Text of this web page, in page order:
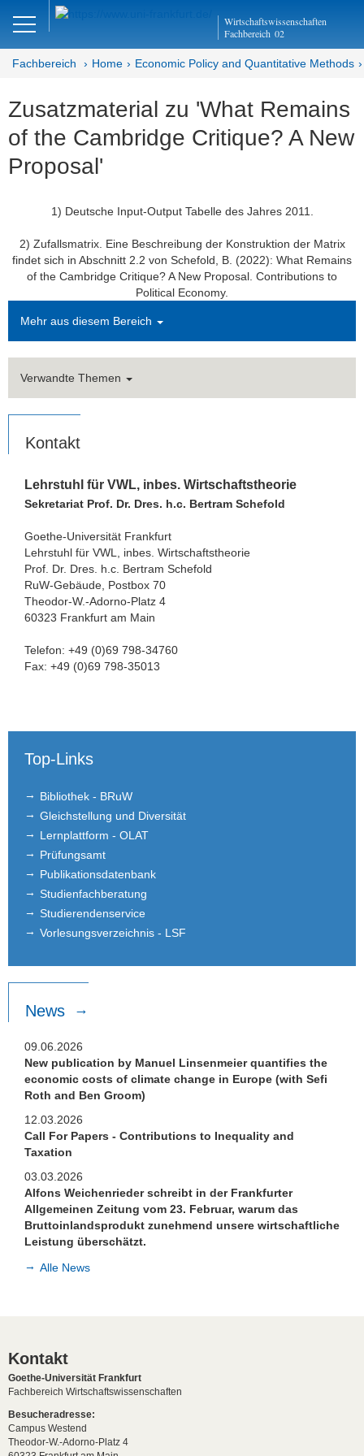
Wirtschaftswissenschaften
Fachbereich 02
DE Close
Economic Policy and
Quantitative Methods
Home
Aktuell
Prof. Dr. Dres. h.c. Bertram Schefold
Lehre
Tätigkeit in China und Japan
Bücher
Serien und Herausgebertätigkeit
Aufsätze in Zeitschriften
Aufsätze in Büchern
Rezensionen
Verschiedenes
Zusatzmaterial
Downloads
Links
Fotogalerie
Fachbereich Home Economic Policy and Quantitative Methods
Zusatzmaterial zu 'What Remains
of the Cambridge Critique? A New
Proposal'
1) Deutsche Input-Output Tabelle des Jahres 2011.
2) Zufallsmatrix. Eine Beschreibung der Konstruktion der Matrix
findet sich in Abschnitt 2.2 von Schefold, B. (2022): What Remains
of the Cambridge Critique? A New Proposal. Contributions to
Political Economy.
Mehr aus diesem Bereich
Verwandte Themen
Kontakt
Lehrstuhl für VWL, inbes. Wirtschaftstheorie
Sekretariat Prof. Dr. Dres. h.c. Bertram Schefold
Goethe-Universität Frankfurt
Lehrstuhl für VWL, inbes. Wirtschaftstheorie
Prof. Dr. Dres. h.c. Bertram Schefold
RuW-Gebäude, Postbox 70
Theodor-W.-Adorno-Platz 4
60323 Frankfurt am Main
Telefon: +49 (0)69 798-34760
Fax: +49 (0)69 798-35013
Top-Links
Bibliothek - BRuW
Gleichstellung und Diversität
Lernplattform - OLAT
Prüfungsamt
Publikationsdatenbank
Studienfachberatung
Studierendenservice
Vorlesungsverzeichnis - LSF
News
09.06.2026
New publication by Manuel Linsenmeier quantifies the
economic costs of climate change in Europe (with Sefi
Roth and Ben Groom)
12.03.2026
Call For Papers - Contributions to Inequality and
Taxation
03.03.2026
Alfons Weichenrieder schreibt in der Frankfurter
Allgemeinen Zeitung vom 23. Februar, warum das
Bruttoinlandsprodukt zunehmend unsere wirtschaftliche
Leistung überschätzt.
Alle News
Kontakt
Goethe-Universität Frankfurt
Fachbereich Wirtschaftswissenschaften
Besucheradresse:
Campus Westend
Theodor-W.-Adorno-Platz 4